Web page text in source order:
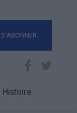
S'ABONNER
Histoire